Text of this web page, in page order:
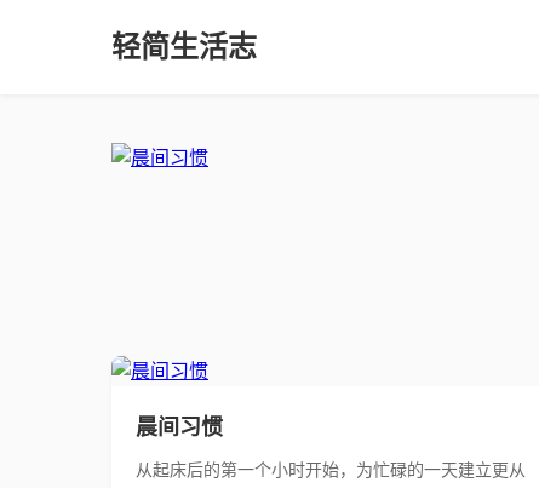
轻简生活志
晨间习惯
从起床后的第一个小时开始，为忙碌的一天建立更从